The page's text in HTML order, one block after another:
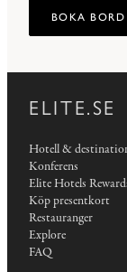
BOKA BORD
ELITE.SE
Hotell &
Konferens
Elite Hotels
Köp presentkort
Restauranger
Explore
FAQ